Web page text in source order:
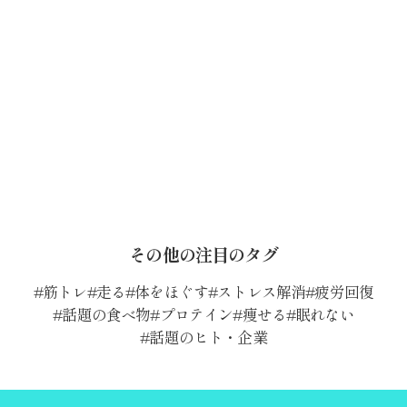
その他の注目のタグ
筋トレ 走る 体をほぐす ストレス解消 疲労回復
話題の食べ物 プロテイン 痩せる 眠れない
話題のヒト・企業